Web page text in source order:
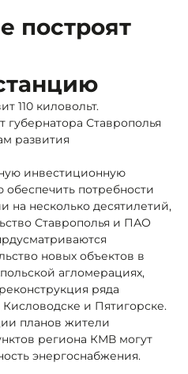
построят
110 киловольт.
губернатора Ставрополья
развития
инвестиционную
потребности
на несколько десятилетий,
Ставрополья и ПАО
новых объектов в
агломерациях,
ряда
Кисловодске и Пятигорске.
планов жители
региона КМВ могут
энергоснабжения.